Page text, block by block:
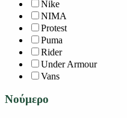
Nike
NIMA
Protest
Puma
Rider
Under Armour
Vans
Νούμερο